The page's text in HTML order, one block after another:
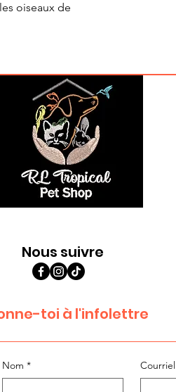
oiseaux de
Nous suivre
toi à l'infolettre
Nom * Courriel